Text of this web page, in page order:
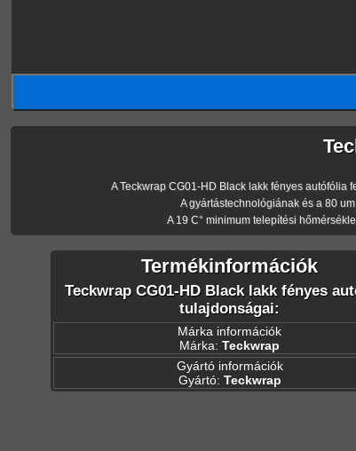
A Teckwrap CG01-HD Black lakk fényes autófólia
A gyártástechnológiának és a 80
A 19 C° minimum telepítési
Termékinformációk
Teckwrap CG01-HD Black lakk fényes
tulajdonságai:
Márka információk
Márka: Teckwrap
Gyártó információk
Gyártó: Teckwrap